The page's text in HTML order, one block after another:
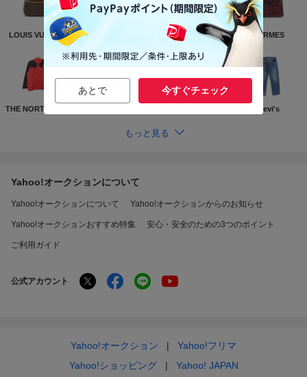
LOUIS VUITTON CHANEL HERMES
THE NORTH FACE Levi's
もっと見る
Yahoo!オークションについて
Yahoo!オークションについて Yahoo!オークションからのお知らせ
Yahoo!オークションおすすめ特集 安心・安全のための3つのポイント
ご利用ガイド
公式アカウント
Yahoo!オークション
Yahoo!フリマ
Yahoo!ショッピング
Yahoo! JAPAN
あとで 今すぐチェック